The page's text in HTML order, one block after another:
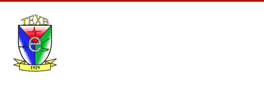
основного
вмісту